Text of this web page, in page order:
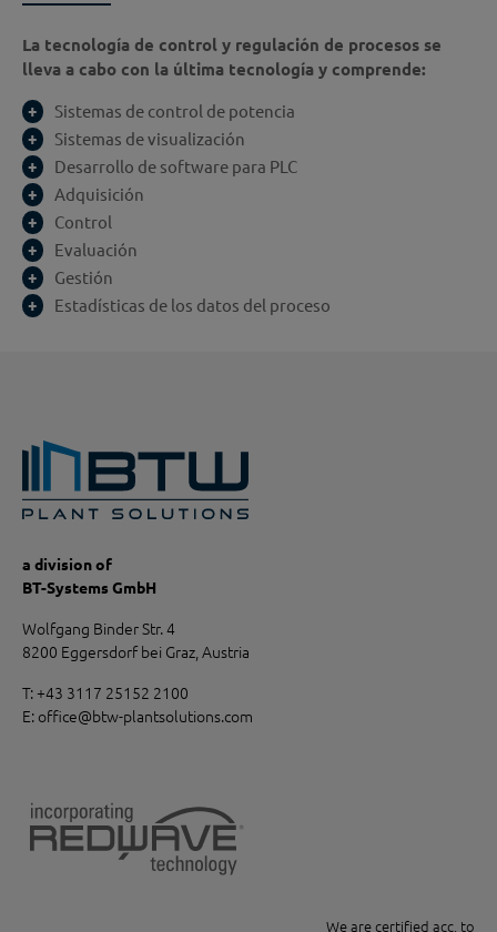
La tecnología de control y regulación de procesos se
lleva a cabo con la última tecnología y comprende:
Sistemas de control de potencia
Sistemas de visualización
Desarrollo de software para PLC
Adquisición
Control
Evaluación
Gestión
Estadísticas de los datos del proceso
a division of
BT-Systems GmbH
Wolfgang Binder Str. 4
8200 Eggersdorf bei Graz, Austria
T:+43 3117 25152 2100
E: office@btw-plantsolutions.com
We are certified acc. to